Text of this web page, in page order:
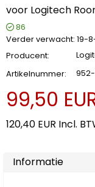
voor Logitech
86
Verder verwacht 19-
Producent
Artikelnummer
99,50
120,40 EUR Incl.
Informatie